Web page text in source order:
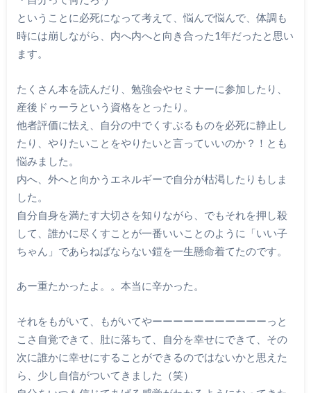
ということに必死になって考えて、悩んで悩んで、体調も
時には崩しながら、内へ内へと向き合った1年だったと思い
ます。
たくさん本を読んだり、勉強会やセミナーに参加したり、
産後ドゥーラという資格をとったり。
他者評価に怯え、自分の中でくすぶるものを必死に静止し
たり、やりたいことをやりたいと言っていいのか？！とも
悩みました。
内へ、外へと向かうエネルギーで自分が枯渇したりもしま
した。
自分自身を満たす大切さを知りながら、でもそれを押し殺
して、誰かに尽くすことが一番いいことのように「いい子
ちゃん」であらねばならない鎧を一生懸命着てたのです。
あー重たかったよ。。本当に辛かった。
それをもがいて、もがいてやーーーーーーーーーーーっと
こさ自覚できて、肚に落ちて、自分を幸せにできて、その
次に誰かに幸せにすることができるのではないかと思えた
ら、少し自信がついてきました（笑）